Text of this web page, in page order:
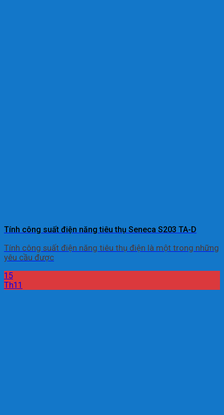
Tính công suất điện năng tiêu thụ Seneca S203 TA-D
Tính công suất điện năng tiêu thụ điện là một trong những
yêu cầu được
15
Th11